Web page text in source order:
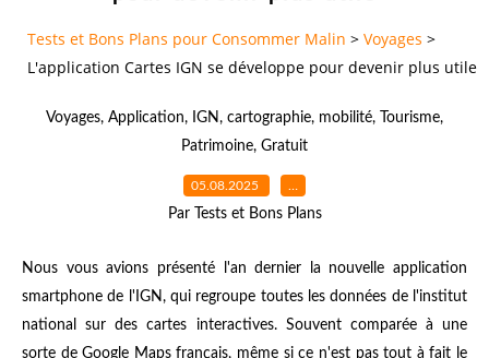
Tests et Bons Plans pour Consommer Malin > Voyages >
L'application Cartes IGN se développe pour devenir plus utile
Voyages, Application, IGN , cartographie, mobilité, Tourisme,
Patrimoine, Gratuit
05.08.2025 …
Par Tests et Bons Plans
Nous vous avions présenté l'an dernier la nouvelle application
smartphone de l'IGN, qui regroupe toutes les données de l'institut
national sur des cartes interactives. Souvent comparée à une
sorte de Google Maps français, même si ce n'est pas tout à fait le